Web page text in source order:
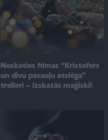
Noskaties filmas “Kristofers
un divu pasauļu atslēga”
treileri – izskatās maģiski!